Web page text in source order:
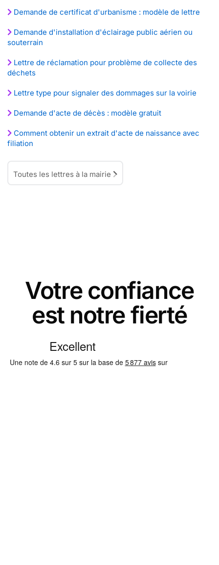
Demande de certificat d'urbanisme : modèle de lettre
Demande d'installation d'éclairage public aérien ou
souterrain
Lettre de réclamation pour problème de collecte des
déchets
Lettre type pour signaler des dommages sur la voirie
Demande d'acte de décès : modèle gratuit
Comment obtenir un extrait d'acte de naissance avec
filiation
Toutes les lettres à la mairie
Votre confiance
est notre fierté